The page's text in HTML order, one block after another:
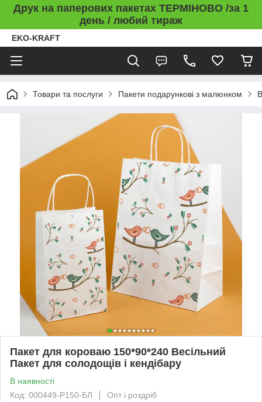
Друк на паперових пакетах ТЕРМІНОВО /за 1
день / любий тираж
EKO-KRAFT
Товари та послуги Пакети подарункові з малюнком
Пакет для короваю 150*90*240 Весільний
Пакет для солодощів і кендібару
В наявності
Код: 000449-Р150-БЛ
Опт і роздріб